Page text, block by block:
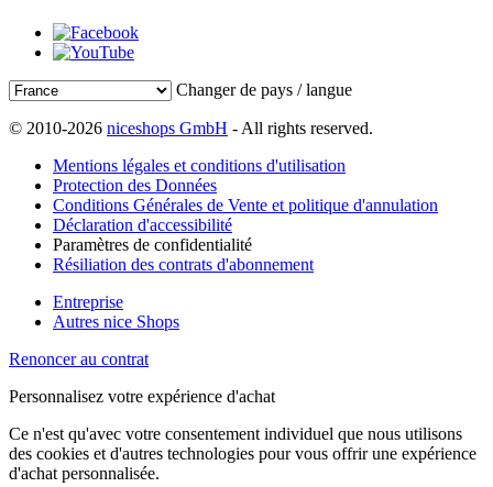
Changer de pays / langue
© 2010-2026 niceshops GmbH - All rights reserved.
Mentions légales et conditions d'utilisation
Protection des Données
Conditions Générales de Vente et politique d'annulation
Déclaration d'accessibilité
Paramètres de confidentialité
Résiliation des contrats d'abonnement
Entreprise
Autres nice Shops
Renoncer au contrat
Personnalisez votre expérience d'achat
Ce n'est qu'avec votre consentement individuel que nous utilisons
des cookies et d'autres technologies pour vous offrir une expérience
d'achat personnalisée.